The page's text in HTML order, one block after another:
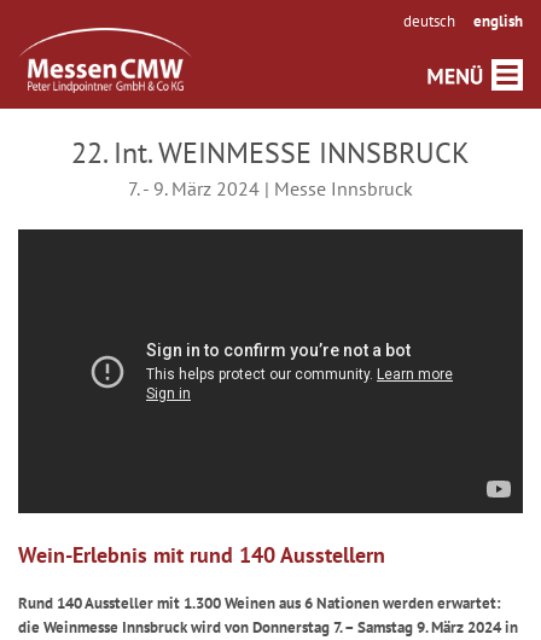
deutsch english
22. Int. WEINMESSE INNSBRUCK
7. - 9. März 2024 | Messe Innsbruck
Wein-Erlebnis mit rund 140 Ausstellern
Rund 140 Aussteller mit 1.300 Weinen aus 6 Nationen werden erwartet:
die Weinmesse Innsbruck wird von Donnerstag 7. – Samstag 9. März 2024 in